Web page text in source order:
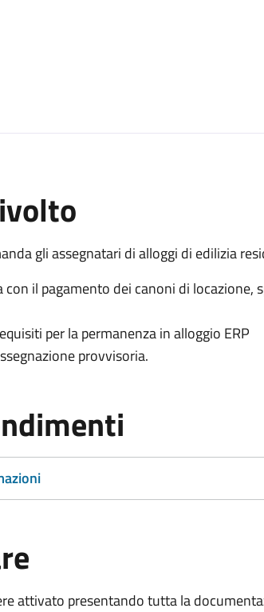
gli assegnatari di alloggi di edilizia
con il pagamento dei canoni di locazione,
per la permanenza in alloggio ERP
provvisoria.
attivato presentando tutta la